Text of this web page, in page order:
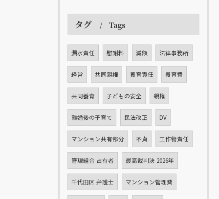
タグ Tags
漏水責任 慰謝料 減額 法律事務所
経営 共同親権 養育責任 養育費
共同養育 子どもの安全 親権
離婚後の子育て 民法改正 DV
マンション共有部分 不貞 工作物責任
管理組合 占有者 最高裁判決 2026年
千代田区 弁護士 マンション管理費